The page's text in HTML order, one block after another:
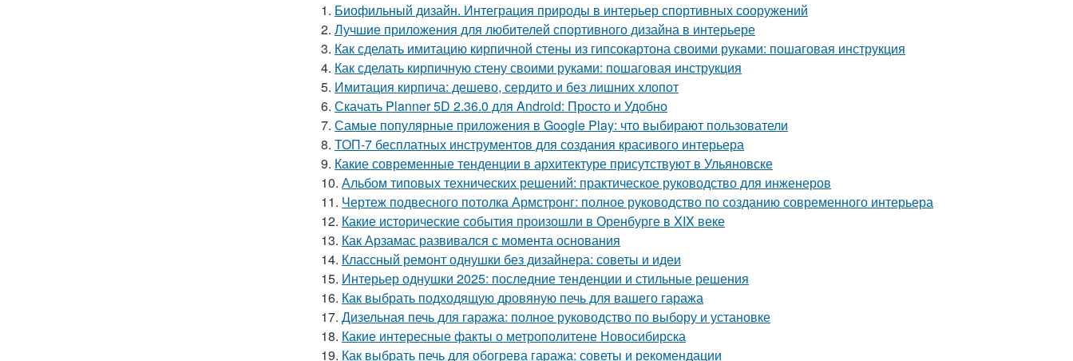
1. Биофильный дизайн. Интеграция природы в интерьер спортивных сооружений
2. Лучшие приложения для любителей спортивного дизайна в интерьере
3. Как сделать имитацию кирпичной стены из гипсокартона своими руками: пошаговая инструкция
4. Как сделать кирпичную стену своими руками: пошаговая инструкция
5. Имитация кирпича: дешево, сердито и без лишних хлопот
6. Скачать Planner 5D 2.36.0 для Android: Просто и Удобно
7. Самые популярные приложения в Google Play: что выбирают пользователи
8. ТОП-7 бесплатных инструментов для создания красивого интерьера
9. Какие современные тенденции в архитектуре присутствуют в Ульяновске
10. Альбом типовых технических решений: практическое руководство для инженеров
11. Чертеж подвесного потолка Армстронг: полное руководство по созданию современного интерьера
12. Какие исторические события произошли в Оренбурге в XIX веке
13. Как Арзамас развивался с момента основания
14. Классный ремонт однушки без дизайнера: советы и идеи
15. Интерьер однушки 2025: последние тенденции и стильные решения
16. Как выбрать подходящую дровяную печь для вашего гаража
17. Дизельная печь для гаража: полное руководство по выбору и установке
18. Какие интересные факты о метрополитене Новосибирска
19. Как выбрать печь для обогрева гаража: советы и рекомендации